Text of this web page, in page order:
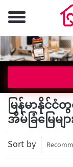
မြန်မာနိုင်ငံ
အိမ်ခြံမြေမျာ
Sort by